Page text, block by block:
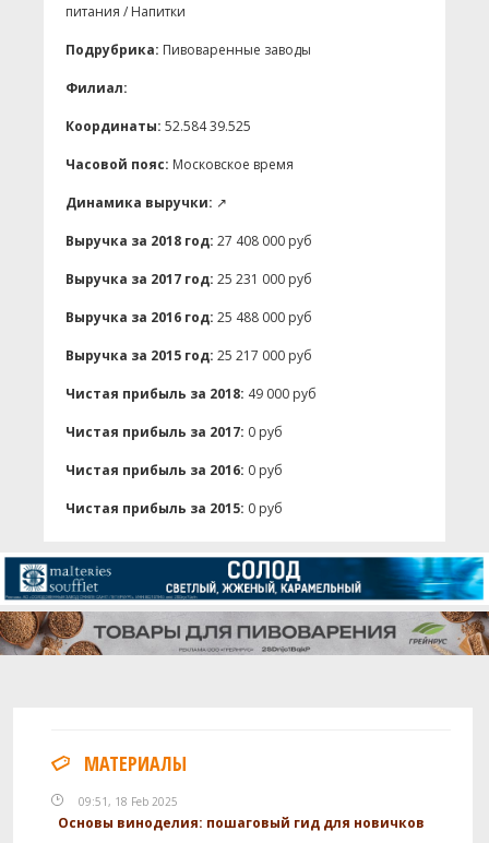
питания / Напитки
Подрубрика: Пивоваренные заводы
Филиал:
Координаты: 52.584 39.525
Часовой пояс: Московское время
Динамика выручки: ↗
Выручка за 2018 год: 27 408 000 руб
Выручка за 2017 год: 25 231 000 руб
Выручка за 2016 год: 25 488 000 руб
Выручка за 2015 год: 25 217 000 руб
Чистая прибыль за 2018: 49 000 руб
Чистая прибыль за 2017: 0 руб
Чистая прибыль за 2016: 0 руб
Чистая прибыль за 2015: 0 руб
МАТЕРИАЛЫ
09:51, 18 Feb 2025
Основы виноделия: пошаговый гид для новичков